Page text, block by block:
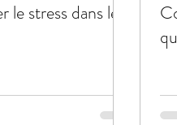
stress dans le